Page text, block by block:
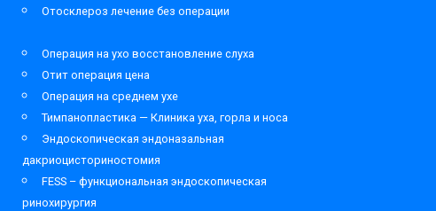
Отосклероз лечение без операции
Операция на ухо восстановление слуха
Отит операция цена
Операция на среднем ухе
Тимпанопластика — Клиника уха, горла и носа
Эндоскопическая эндоназальная
дакриоцисториностомия
FESS – функциональная эндоскопическая
ринохирургия